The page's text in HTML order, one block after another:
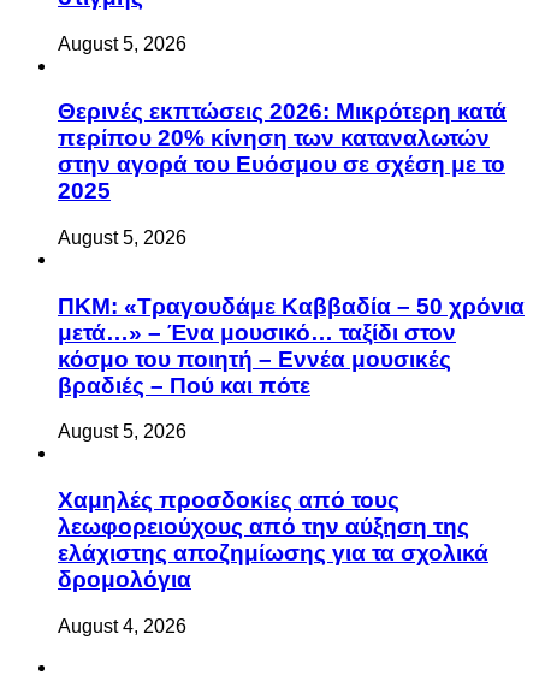
August 5, 2026
Θερινές εκπτώσεις 2026: Μικρότερη κατά
περίπου 20% κίνηση των καταναλωτών
στην αγορά του Ευόσμου σε σχέση με το
2025
August 5, 2026
ΠΚΜ: «Τραγουδάμε Καββαδία – 50 χρόνια
μετά…» – Ένα μουσικό… ταξίδι στον
κόσμο του ποιητή – Εννέα μουσικές
βραδιές – Πού και πότε
August 5, 2026
Χαμηλές προσδοκίες από τους
λεωφορειούχους από την αύξηση της
ελάχιστης αποζημίωσης για τα σχολικά
δρομολόγια
August 4, 2026